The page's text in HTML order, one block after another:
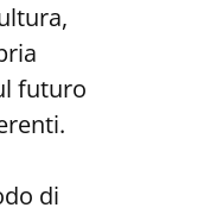
futuro
di